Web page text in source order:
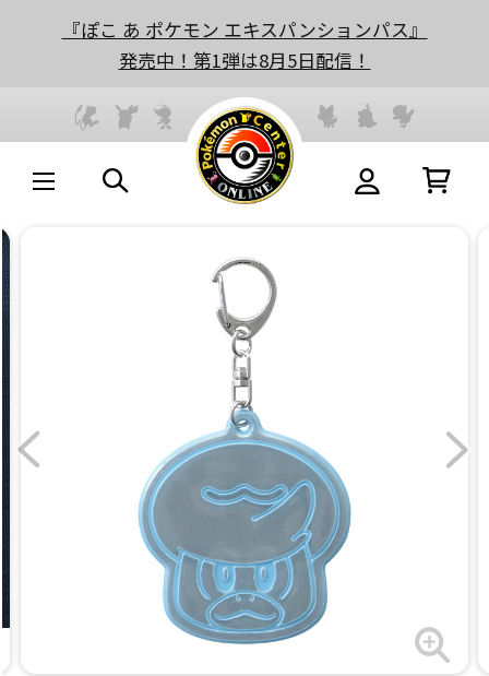
『ぽこ あ ポケモン エキスパンションパス』
発売中！第1弾は8月5日配信！